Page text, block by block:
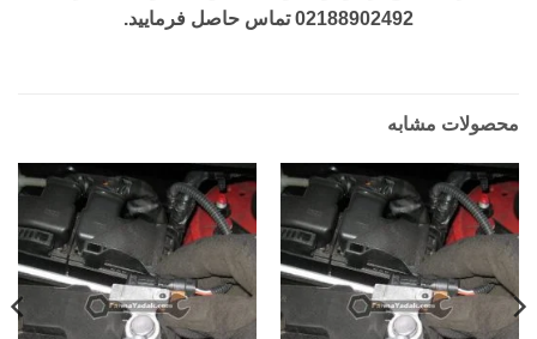
02188902492 تماس حاصل فرمایید.
محصولات مشابه